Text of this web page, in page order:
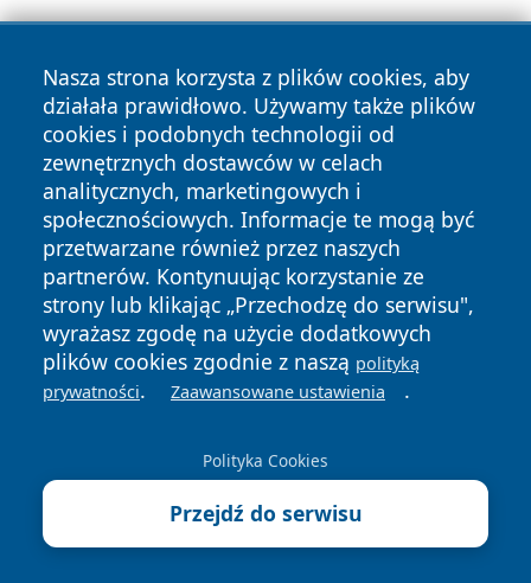
Nasza strona korzysta z plików cookies, aby
działała prawidłowo. Używamy także plików
cookies i podobnych technologii od
zewnętrznych dostawców w celach
analitycznych, marketingowych i
społecznościowych. Informacje te mogą być
przetwarzane również przez naszych
partnerów. Kontynuując korzystanie ze
strony lub klikając „Przechodzę do serwisu",
wyrażasz zgodę na użycie dodatkowych
plików cookies zgodnie z naszą polityką
prywatności. Zaawansowane ustawienia .
Polityka Cookies
Przejdź do serwisu
Copyright © 2026 raciborski24.pl Wszystkie prawa
zastrzeżone.
News Autorzy
Polityka
Prywatności
Polityka
Cookies